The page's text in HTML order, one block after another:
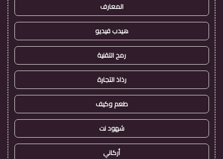
المعارف
هيدب فيديو
رمح التقنية
رذاذ التجارة
طعم وكيف
شهود نت
أركاني